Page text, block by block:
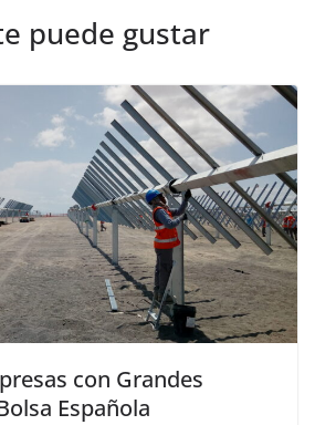
puede gustar
con Grandes
Española